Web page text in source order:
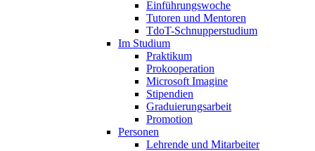
Einführungswoche
Tutoren und Mentoren
TdoT-Schnupperstudium
Im Studium
Praktikum
Prokooperation
Microsoft Imagine
Stipendien
Graduierungsarbeit
Promotion
Personen
Lehrende und Mitarbeiter